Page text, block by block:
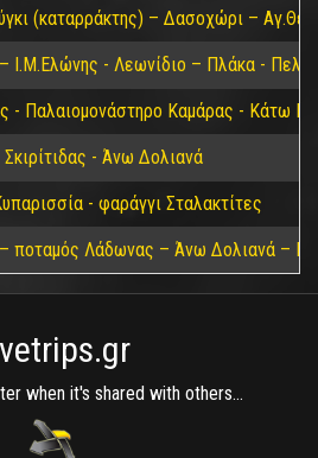
(καταρράκτης) – Δασοχώρι –
Ι.Μ.Ελώνης - Λεωνίδιο – Πλάκα -
- Παλαιομονάστηρο Καμάρας - Κάτω
- Άνω Δολιανά
- φαράγγι Σταλακτίτες
ποταμός Λάδωνας – Άνω Δολιανά –
when it's shared with others...